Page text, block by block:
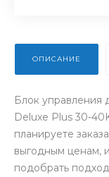
ОПИСАНИЕ
Блок управления
Deluxe Plus 30-
планируете
выгодным ценам,
подобрать